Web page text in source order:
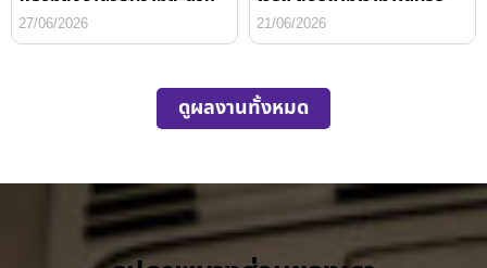
27/06/2026 21/06/2026
ดูผลงานทั้งหมด